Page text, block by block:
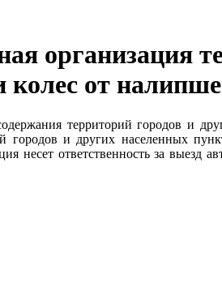
организация
колес от
территорий городов и
городов и других населенных
несет ответственность за